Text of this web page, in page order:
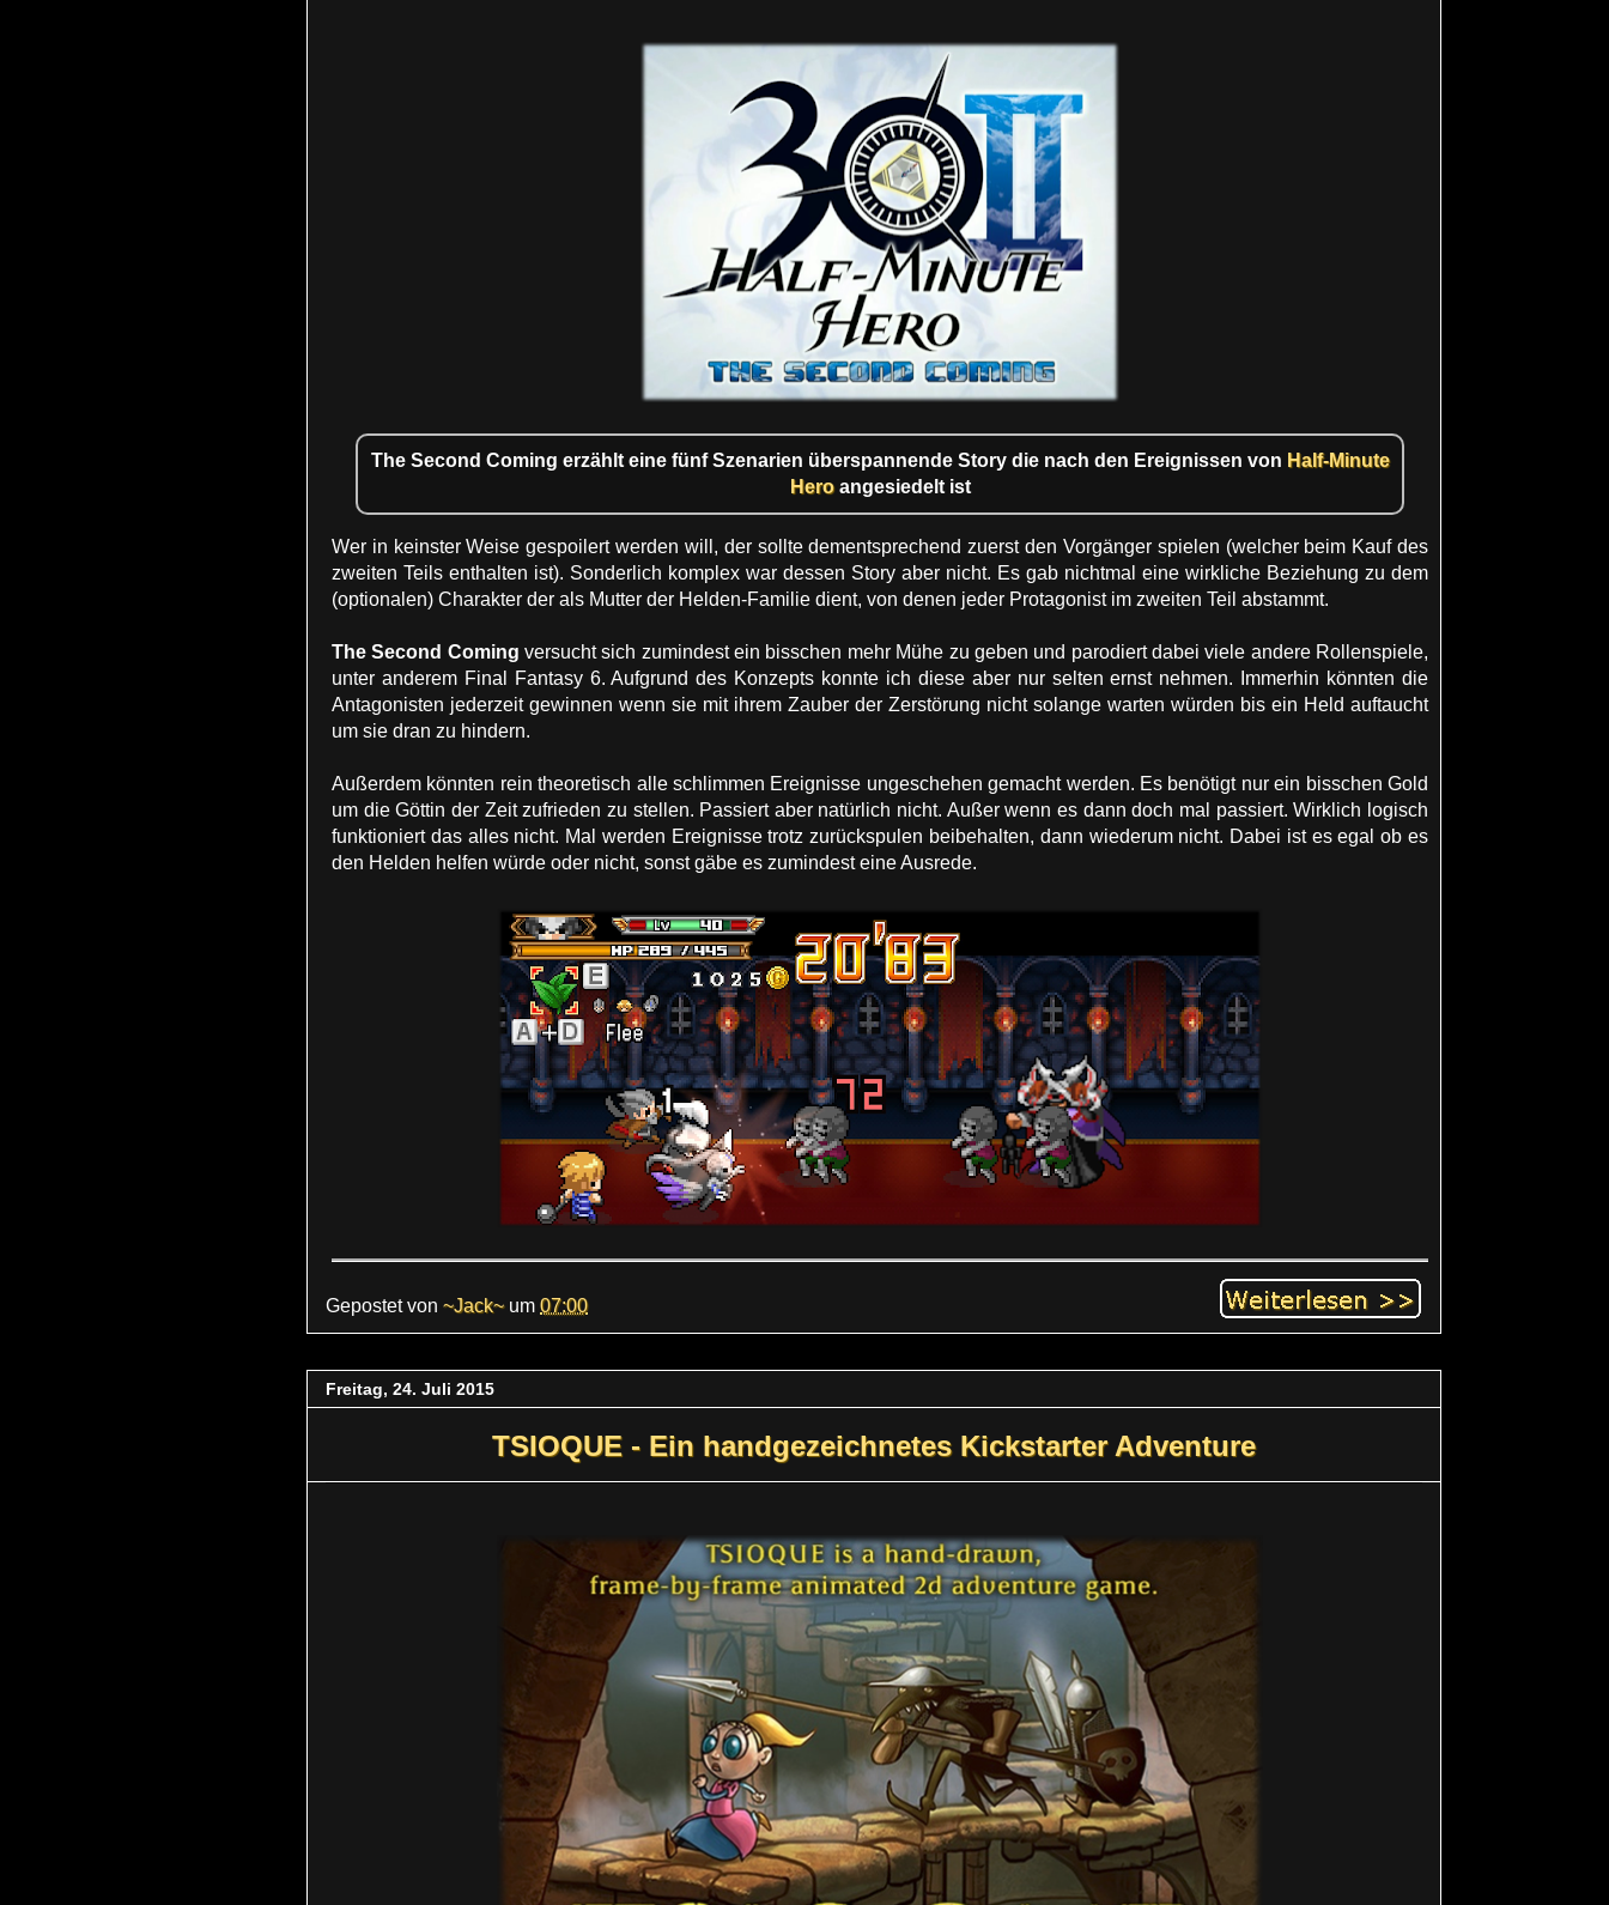
The Second Coming erzählt eine fünf Szenarien überspannende Story die nach den Ereignissen von Half-Minute
Heroangesiedelt ist
Wer in keinster Weise gespoilert werden will, der sollte dementsprechend zuerst den Vorgänger spielen (welcher beim Kauf des
zweiten Teils enthalten ist). Sonderlich komplex war dessen Story aber nicht. Es gab nichtmal eine wirkliche Beziehung zu dem
(optionalen) Charakter der als Mutter der Helden-Familie dient, von denen jeder Protagonist im zweiten Teil abstammt.
The Second Coming versucht sich zumindest ein bisschen mehr Mühe zu geben und parodiert dabei viele andere Rollenspiele,
unter anderem Final Fantasy 6. Aufgrund des Konzepts konnte ich diese aber nur selten ernst nehmen. Immerhin könnten die
Antagonisten jederzeit gewinnen wenn sie mit ihrem Zauber der Zerstörung nicht solange warten würden bis ein Held auftaucht
um sie dran zu hindern.
Außerdem könnten rein theoretisch alle schlimmen Ereignisse ungeschehen gemacht werden. Es benötigt nur ein bisschen Gold
um die Göttin der Zeit zufrieden zu stellen. Passiert aber natürlich nicht. Außer wenn es dann doch mal passiert. Wirklich logisch
funktioniert das alles nicht. Mal werden Ereignisse trotz zurückspulen beibehalten, dann wiederum nicht. Dabei ist es egal ob es
den Helden helfen würde oder nicht, sonst gäbe es zumindest eine Ausrede.
Gepostet von ~Jack~ um 07:00
Freitag, 24. Juli 2015
TSIOQUE - Ein handgezeichnetes Kickstarter Adventure